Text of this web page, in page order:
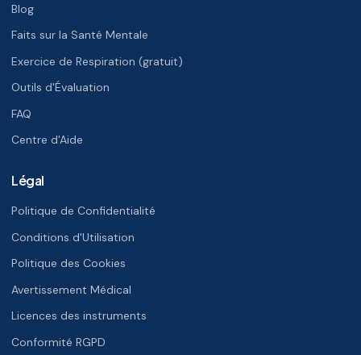
Blog
Faits sur la Santé Mentale
Exercice de Respiration (gratuit)
Outils d'Évaluation
FAQ
Centre d'Aide
Légal
Politique de Confidentialité
Conditions d'Utilisation
Politique des Cookies
Avertissement Médical
Licences des instruments
Conformité RGPD